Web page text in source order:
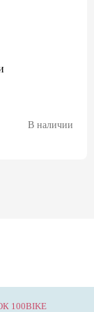
В наличии
100BIKE